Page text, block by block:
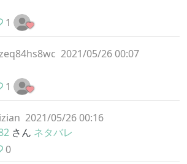
1
2021/05/26 00:07
1
2021/05/26 00:16
さん ネタバレ
0